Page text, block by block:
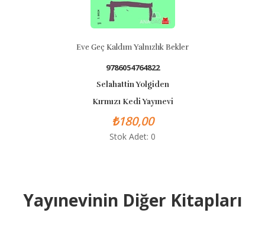
Eve Geç Kaldım Yalnızlık Bekler
9786054764822
Selahattin Yolgiden
Kırmızı Kedi Yayınevi
₺180,00
Stok Adet: 0
Yayınevinin Diğer Kitapları